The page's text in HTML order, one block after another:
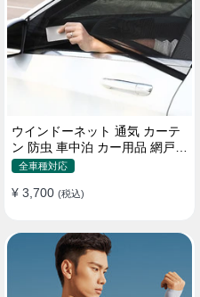
ウインドーネット 通気 カーテ
ン 防虫 車中泊 カー用品 網戸
取付簡単
全車種対応
¥ 3,700 (税込)